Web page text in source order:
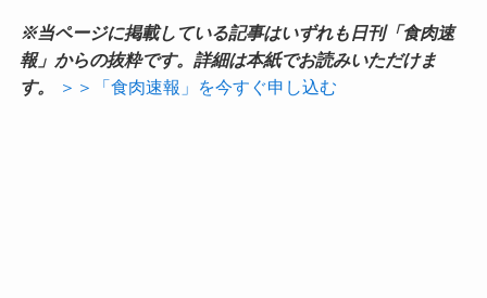
※当ページに掲載している記事はいずれも日刊「食肉速
報」からの抜粋です。詳細は本紙でお読みいただけま
す。
＞＞「食肉速報」を今すぐ申し込む